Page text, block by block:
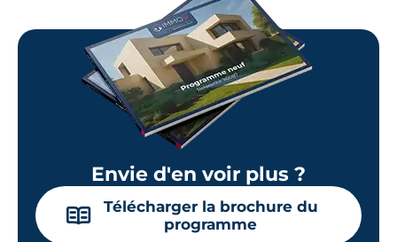
Envie d'en voir plus ?
📖
Télécharger la brochure du
programme